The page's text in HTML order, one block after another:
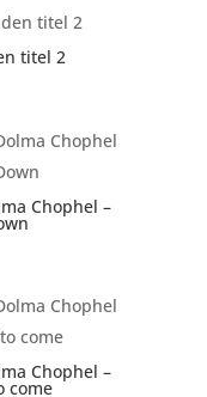
titel 2
Chophel –
Chophel –
come